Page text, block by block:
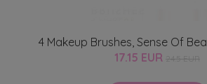
4 Makeup Brushes, Sense Of
17.15 EUR